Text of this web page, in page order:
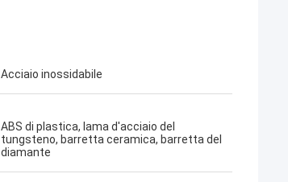
Acciaio inossidabile
ABS di plastica, lama d'acciaio del
tungsteno, barretta ceramica, barretta del
diamante